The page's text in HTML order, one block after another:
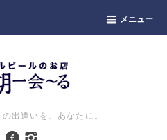
メニュー
出逢いを、あなたに。